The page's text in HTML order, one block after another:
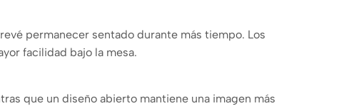
permanecer sentado durante más tiempo. Los
facilidad bajo la mesa.
que un diseño abierto mantiene una imagen más